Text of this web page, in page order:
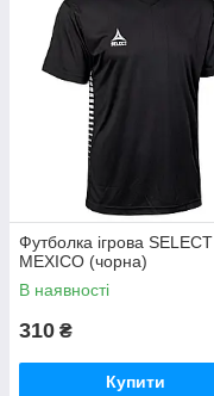
Футболка ігрова SELECT
MEXICO (чорна)
В наявності
310 ₴
Купити